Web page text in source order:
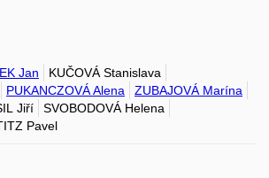
Jan
KUČOVÁ Stanislava
PUKANCZOVÁ Alena
ZUBAJOVÁ Marína
Jiří
SVOBODOVÁ Helena
Pavel